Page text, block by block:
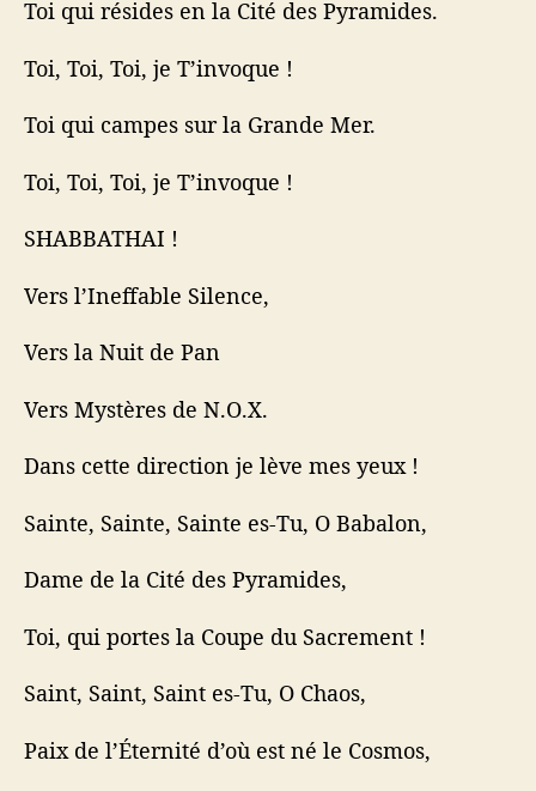
Toi qui résides en la Cité des Pyramides.
Toi, Toi, Toi, je T’invoque !
Toi qui campes sur la Grande Mer.
Toi, Toi, Toi, je T’invoque !
SHABBATHAI !
Vers l’Ineffable Silence,
Vers la Nuit de Pan
Vers Mystères de N.O.X.
Dans cette direction je lève mes yeux !
Sainte, Sainte, Sainte es-Tu, O Babalon,
Dame de la Cité des Pyramides,
Toi, qui portes la Coupe du Sacrement !
Saint, Saint, Saint es-Tu, O Chaos,
Paix de l’Éternité d’où est né le Cosmos,